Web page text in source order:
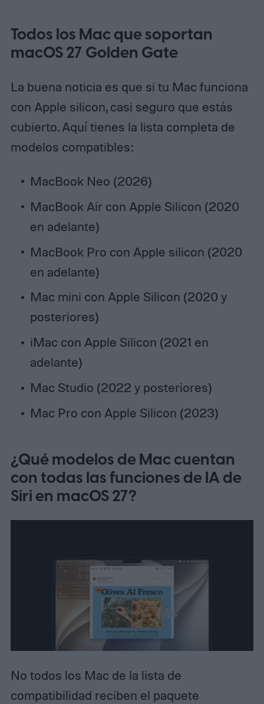
Todos los Mac que soportan
macOS 27 Golden Gate
La buena noticia es que si tu Mac funciona
con Apple silicon, casi seguro que estás
cubierto. Aquí tienes la lista completa de
modelos compatibles:
MacBook Neo (2026)
MacBook Air con Apple Silicon (2020
en adelante)
MacBook Pro con Apple silicon (2020
en adelante)
Mac mini con Apple Silicon (2020 y
posteriores)
iMac con Apple Silicon (2021 en
adelante)
Mac Studio (2022 y posteriores)
Mac Pro con Apple Silicon (2023)
¿Qué modelos de Mac cuentan
con todas las funciones de IA de
Siri en macOS 27?
No todos los Mac de la lista de
compatibilidad reciben el paquete